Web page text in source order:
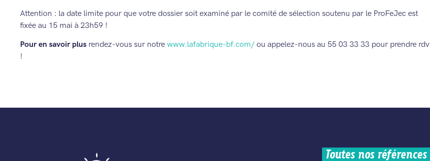
Attention : la date limite pour que votre dossier soit examiné par le comité de sélection soutenu par le ProFeJec est
fixée au 15 mai à 23h59 !
Pour en savoir plus rendez-vous sur notrewww.lafabrique-bf.com/ ou appelez-nous au 55 03 33 33 pour prendre rdv
!
Toutes nos références